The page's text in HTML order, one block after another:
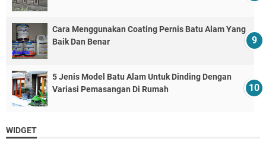
Cara Menggunakan Coating Pernis Batu Alam Yang
Baik Dan Benar
5 Jenis Model Batu Alam Untuk Dinding Dengan
Variasi Pemasangan Di Rumah
WIDGET